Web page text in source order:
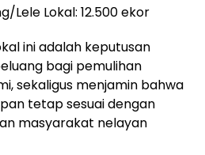
Lele Lokal: 12.500 ekor
ini adalah keputusan
bagi pemulihan
sekaligus menjamin bahwa
tetap sesuai dengan
masyarakat nelayan